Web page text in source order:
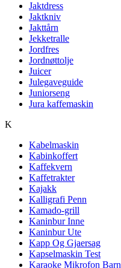
Jaktdress
Jaktkniv
Jakttårn
Jekketralle
Jordfres
Jordnøttolje
Juicer
Julegaveguide
Juniorseng
Jura kaffemaskin
K
Kabelmaskin
Kabinkoffert
Kaffekvern
Kaffetrakter
Kajakk
Kalligrafi Penn
Kamado-grill
Kaninbur Inne
Kaninbur Ute
Kapp Og Gjaersag
Kapselmaskin Test
Karaoke Mikrofon Barn